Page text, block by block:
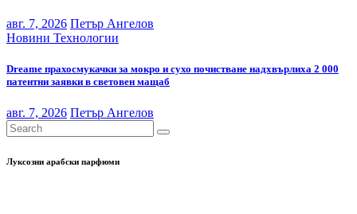
авг. 7, 2026 Петър Ангелов
Новини Технологии
Dreame прахосмукачки за мокро и сухо почистване надхвърлиха 2 000
патентни заявки в световен мащаб
авг. 7, 2026 Петър Ангелов
Луксозни арабски парфюми